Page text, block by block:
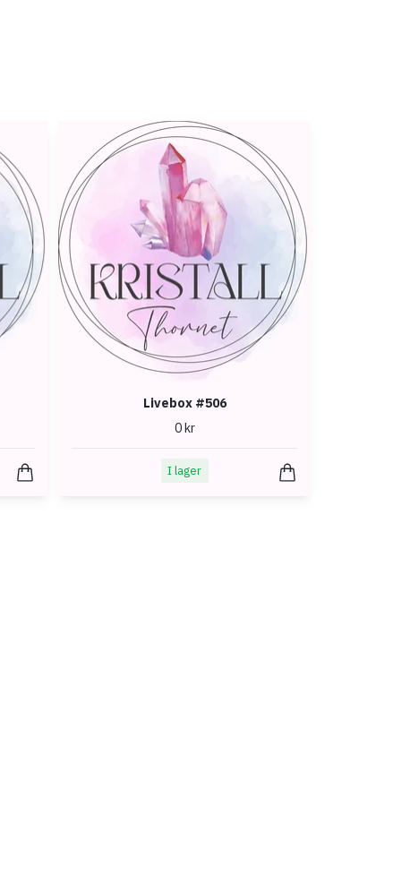
Livebox #506
0 kr
I lager